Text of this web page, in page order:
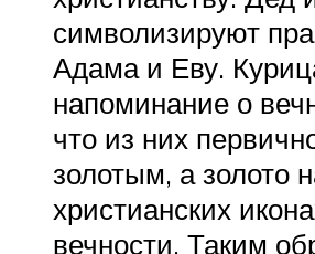
символизируют
Адама и Еву.
напоминание о
что из них
золотым, а золото
христианских
вечности. Таким